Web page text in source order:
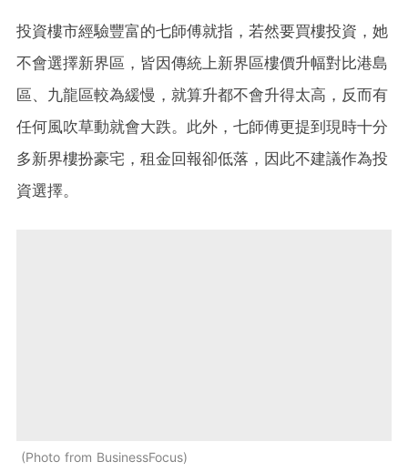
投資樓市經驗豐富的七師傅就指，若然要買樓投資，她
不會選擇新界區，皆因傳統上新界區樓價升幅對比港島
區、九龍區較為緩慢，就算升都不會升得太高，反而有
任何風吹草動就會大跌。此外，七師傅更提到現時十分
多新界樓扮豪宅，租金回報卻低落，因此不建議作為投
資選擇。
Photo from BusinessFocus